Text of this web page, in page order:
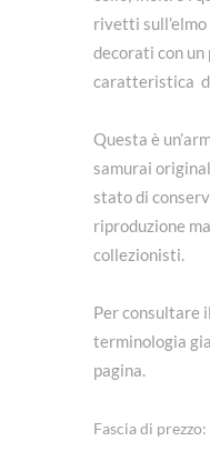
rivetti sull’elmo
decorati con un
caratteristica
Questa è
samurai
stato di
riproduzione
collezionisti.
Per consultare
terminologia
pagina.
Fascia di